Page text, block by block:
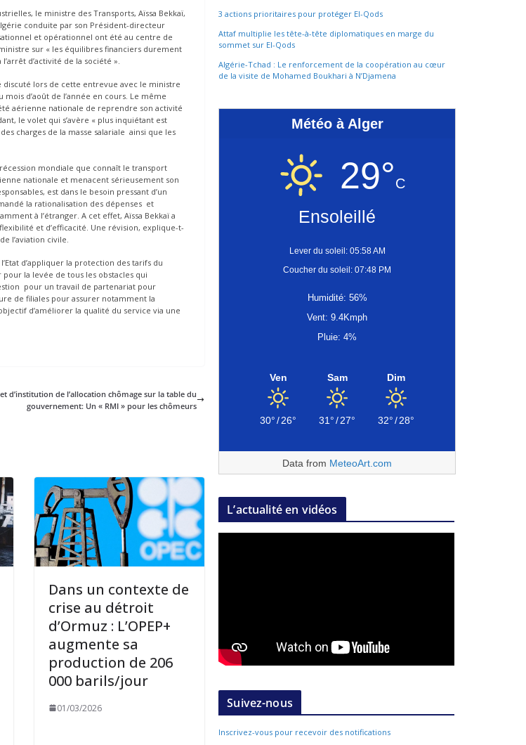
le ministre des Transports, Aïssa Bekkaï,
conduite par son Président-directeur
et opérationnel ont été au centre de
sur « les équilibres financiers durement
d’activité de la société ».
discuté lors de cette entrevue avec le ministre
d’août de l’année en cours. Le même
aérienne nationale de reprendre son activité
le volet qui s’avère « plus inquiétant est
charges de la masse salariale ainsi que les
mondiale que connaît le transport
nationale et menacent sérieusement son
est dans le besoin pressant d’un
la rationalisation des dépenses et
à l’étranger. A cet effet, Aïssa Bekkaï a
et d’efficacité. Une révision, explique-t-
l’aviation civile.
d’appliquer la protection des tarifs du
la levée de tous les obstacles qui
pour un travail de partenariat pour
de filiales pour assurer notamment la
d’améliorer la qualité du service via une
d’institution de l’allocation chômage sur la table du
gouvernement: Un « RMI » pour les chômeurs
Dans un contexte de
crise au détroit
d’Ormuz : L’OPEP+
augmente sa
production de 206
000 barils/jour
01/03/2026
3 actions prioritaires pour protéger El-Qods
Attaf multiplie les tête-à-tête diplomatiques en marge du
sommet sur El-Qods
Algérie-Tchad : Le renforcement de la coopération au cœur
de la visite de Mohamed Boukhari à N’Djamena
Météo à Alger
29°C
Ensoleillé
Lever du soleil: 05:58 AM
Coucher du soleil: 07:48 PM
Humidité: 56%
Vent: 9.4Kmph
Pluie: 4%
Ven
30°/26°
Sam
31°/27°
Dim
32°/28°
Data from MeteoArt.com
L’actualité en vidéos
Suivez-nous
Inscrivez-vous pour recevoir des notifications